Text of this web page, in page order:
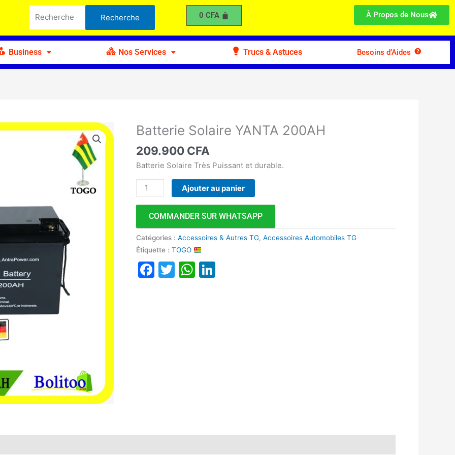
pour :
Recherche 0 CFA À Propos de Nous
Business Nos Services Trucs & Astuces Besoins d’Aides
Batterie Solaire YANTA 200AH
209.900 CFA
Batterie Solaire Très Puissant et durable.
quantité
Batterie
Solaire
200AH
Ajouter au panier
COMMANDER SUR WHATSAPP
Catégories :Accessoires & Autres TG,Accessoires Automobiles TG
Étiquette :TOGO
Facebook
TwitterWhatsApp